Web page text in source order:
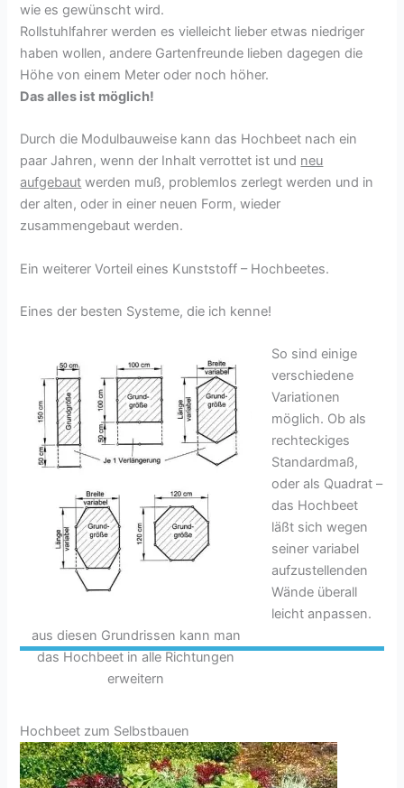
wie es gewünscht wird.
Rollstuhlfahrer werden es vielleicht lieber etwas niedriger
haben wollen, andere Gartenfreunde lieben dagegen die
Höhe von einem Meter oder noch höher.
Das alles ist möglich!
Durch die Modulbauweise kann das Hochbeet nach ein
paar Jahren, wenn der Inhalt verrottet ist und neu
aufgebaut werden muß, problemlos zerlegt werden und in
der alten, oder in einer neuen Form, wieder
zusammengebaut werden.
Ein weiterer Vorteil eines Kunststoff – Hochbeetes.
Eines der besten Systeme, die ich kenne!
aus diesen Grundrissen kann man
das Hochbeet in alle Richtungen
erweitern
So sind einige
verschiedene
Variationen
möglich. Ob als
rechteckiges
Standardmaß,
oder als Quadrat –
das Hochbeet
läßt sich wegen
seiner variabel
aufzustellenden
Wände überall
leicht anpassen.
Hochbeet zum Selbstbauen